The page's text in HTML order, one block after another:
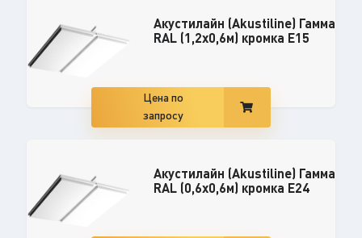
Акустилайн (Akustiline) Гамма
RAL (1,2x0,6м) кромка E15
Цена по
запросу
Акустилайн (Akustiline) Гамма
RAL (0,6x0,6м) кромка E24